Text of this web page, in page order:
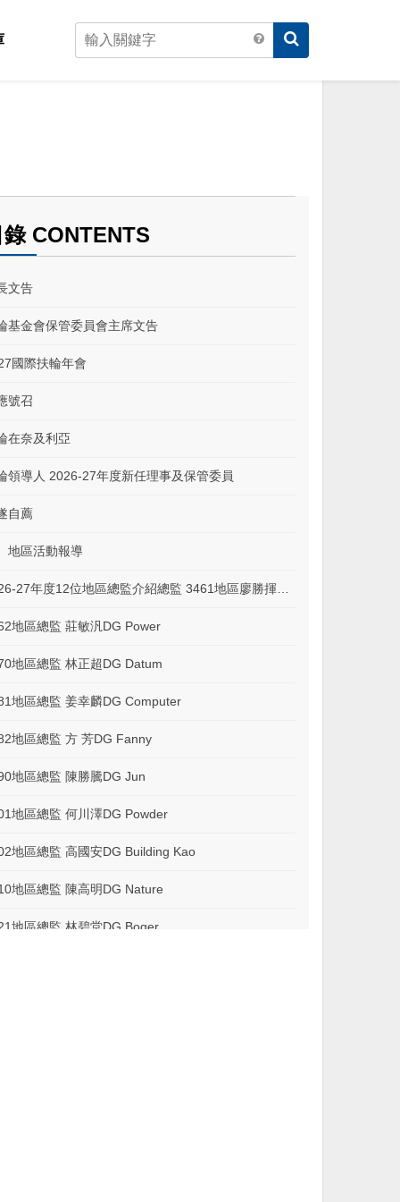
錄 CONTENTS
文告
基金會保管委員會主席文告
國際扶輪年會
號召
在奈及利亞
領導人 2026-27年度新任理事及保管委員
自薦
地區活動報導
地區總監 莊敏汎DG Power
地區總監 林正超DG Datum
地區總監 姜幸麟DG Computer
地區總監 方 芳DG Fanny
地區總監 陳勝騰DG Jun
地區總監 何川澤DG Powder
地區總監 高國安DG Building Kao
地區總監 陳高明DG Nature
地區總監 林碧堂DG Boger